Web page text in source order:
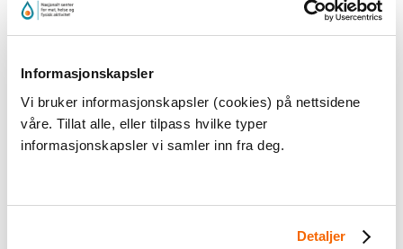
Informasjonskapsler
Vi bruker informasjonskapsler (cookies) på nettsidene
våre. Tillat alle, eller tilpass hvilke typer
informasjonskapsler vi samler inn fra deg.
Detaljer
vant til å smake på forskjellige typer mat. I følge
rammeplanen skal SFO legge til rette for barnas
naturlige nysgjerrighet og lyst til å skape og være
kreative, engasjerte og utforskende.
Å delta i dyrking av mat kan engasjere barna til å